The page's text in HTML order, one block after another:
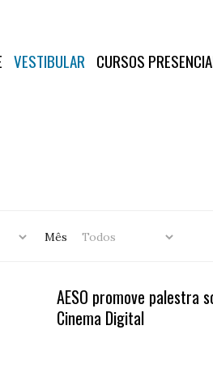
VESTIBULAR CURSOS
Mês
AESO promove palestra
Cinema Digital